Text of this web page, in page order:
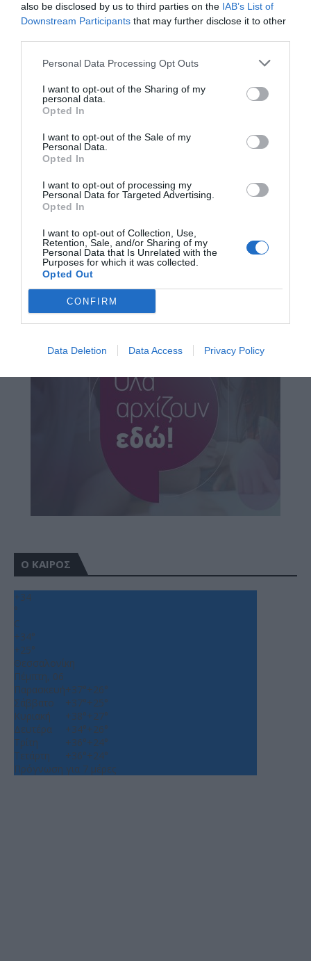
also be disclosed by us to third parties on the IAB’s List of
Downstream Participants that may further disclose it to other
Personal Data Processing Opt Outs
I want to opt-out of the Sharing of my
personal data.
Opted In
I want to opt-out of the Sale of my
Personal Data.
Opted In
I want to opt-out of processing my
Personal Data for Targeted Advertising.
Opted In
I want to opt-out of Collection, Use,
Retention, Sale, and/or Sharing of my
Personal Data that Is Unrelated with the
Purposes for which it was collected.
Opted Out
CONFIRM
Data Deletion Data Access Privacy Policy
Ο ΚΑΙΡΟΣ
+34
°
C
+34°
+25°
Θεσσαλονίκη
Πέμπτη, 06
Παρασκευή+37°+26°
Σάββατο
+37°+25°
Κυριακή
+38°+27°
Δευτέρα
+34°+26°
Τρίτη
+36°+24°
Τετάρτη
+36°+24°
Πρόγνωση για 7 μέρες